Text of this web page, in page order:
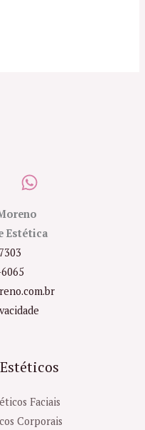
Estética
Faciais
Corporais